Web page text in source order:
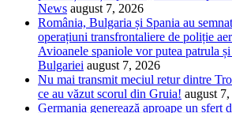
News august 7, 2026
România, Bulgaria și Spania au
operațiuni transfrontaliere de poliție
Avioanele spaniole vor putea patrula
Bulgariei august 7, 2026
Nu mai transmit meciul retur dintre
ce au văzut scorul din Gruia! august
Germania generează aproape un sfert